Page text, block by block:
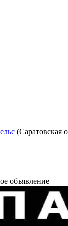
(Саратовская
объявление